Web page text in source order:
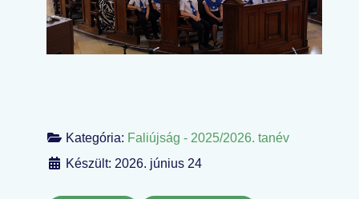
Kategória: Faliújság - 2025/2026. tanév
Készült: 2026. június 24